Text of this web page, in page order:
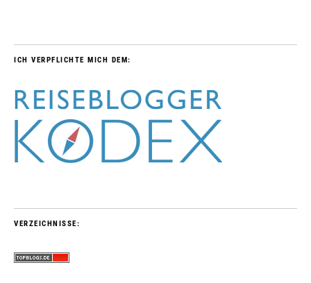
ICH VERPFLICHTE MICH DEM:
VERZEICHNISSE: